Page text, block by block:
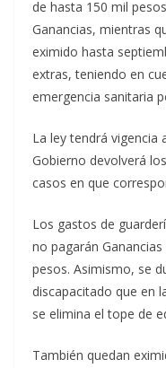
de hasta 150 mil
Ganancias, mientras
eximido hasta
extras, teniendo en
emergencia sanitaria
La ley tendrá vigencia
Gobierno devolverá
casos en que
Los gastos de
no pagarán
pesos. Asimismo, se
discapacitado que en
se elimina el tope de
También quedan